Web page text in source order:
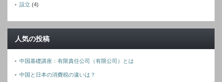
設立 (4)
人気の投稿
中国基礎講座：有限責任公司（有限公司）とは
中国と日本の消費税の違いは？